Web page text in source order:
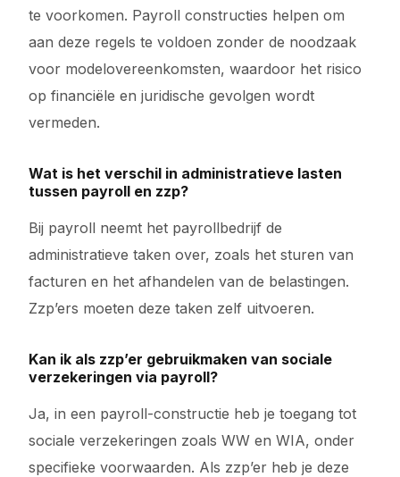
te voorkomen. Payroll constructies helpen om
aan deze regels te voldoen zonder de noodzaak
voor modelovereenkomsten, waardoor het risico
op financiële en juridische gevolgen wordt
vermeden.
Wat is het verschil in administratieve lasten
tussen payroll en zzp?
Bij payroll neemt het payrollbedrijf de
administratieve taken over, zoals het sturen van
facturen en het afhandelen van de belastingen.
Zzp’ers moeten deze taken zelf uitvoeren.
Kan ik als zzp’er gebruikmaken van sociale
verzekeringen via payroll?
Ja, in een payroll-constructie heb je toegang tot
sociale verzekeringen zoals WW en WIA, onder
specifieke voorwaarden. Als zzp’er heb je deze